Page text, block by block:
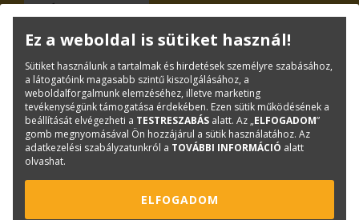
Leiratkozás
Kiemelt tartalmak
Rólunk
Kapcsolat
Általános Szerződési Feltételek, Szabályzatok
Ez a weboldal is sütiket használ!
Sütiket használunk a tartalmak és hirdetések személyre szabásához,
a látogatóink magasabb szintű kiszolgálásához, a
weboldalforgalmunk elemzéséhez, illetve marketing
tevékenységünk támogatása érdekében. Ezen sütik működésének a
beállítását elvégezheti a TESTRESZABÁS alatt. Az „ELFOGADOM”
gomb megnyomásával Ön hozzájárul a sütik használatához. Az
adatkezelési szabályzatunkról a TOVÁBBI INFORMÁCIÓ alatt
olvashat.
ELFOGADOM